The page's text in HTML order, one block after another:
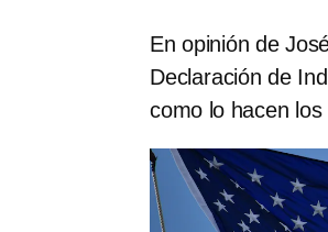
En opinión de
Declaración de
como lo hacen